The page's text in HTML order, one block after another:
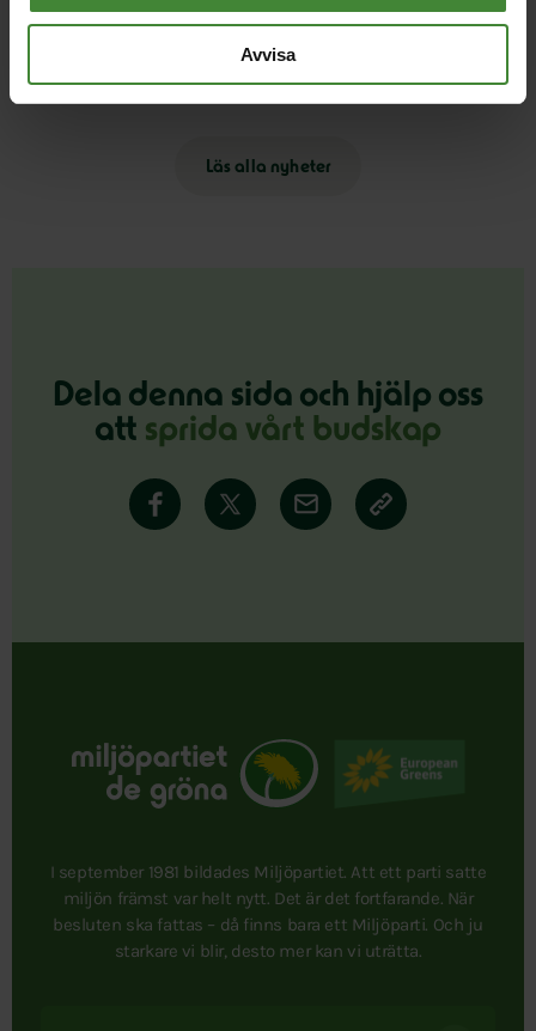
Avvisa
Miljöpartiet: EU måste sluta jävlas med
Läs alla nyheter
Dela denna sida och hjälp oss
att sprida vårt budskap
I september 1981 bildades Miljöpartiet. Att ett parti satte
miljön främst var helt nytt. Det är det fortfarande. När
besluten ska fattas – då finns bara ett Miljöparti. Och ju
starkare vi blir, desto mer kan vi uträtta.